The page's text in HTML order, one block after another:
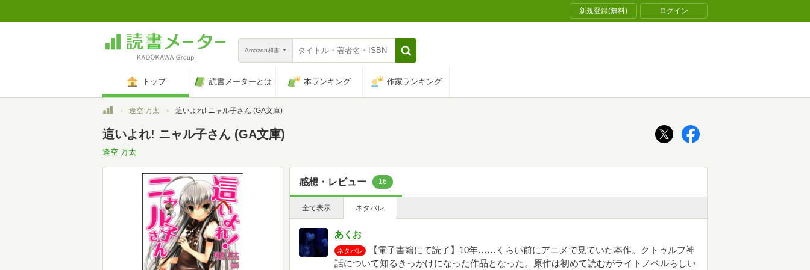
新規登録(無料) ログイン
Amazon和書
トップ 読書メーターとは 本ランキング 作家ランキング
トップ逢空 万太 這いよれ! ニャル子さん (GA文庫)
這いよれ! ニャル子さん (GA文庫)
逢空 万太
感想・レビュー 16
全て表示 ネタバレ
あくお
ネタバレ
【電子書籍にて読了】10年……くらい前にアニメで見ていた本作。クトゥルフ神
話について知るきっかけになった作品となった。原作は初めて読むがライトノベルらしい